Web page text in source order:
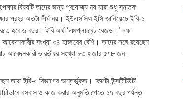
বিষয়টি তাদের জন্য প্রযোজ্য নয় যারা শুধু স্নাতক
প্রহর অতটা দীর্ঘ নয়। ইউএসসিআইসি জানিয়েছে ইবি-১
হবে ৬ বছর। ইবি অর্থ ‘এমপ্লয়মেন্ট বেজড।’ দক্ষ
সংখ্যা ৩৪ হাজারের বেশি। তাদের সঙ্গে রয়েছেন
আবেদনকারী ভারতীয়র সংখ্যা ৮৩ হাজার ৫৭৮ জন।
তারা ইবি-৩ বিভাগের অন্তর্ভুক্ত। ‘কাটো ইন্সটিটিউট’
বসবাস ও কাজ করার অনুমতি পেতে ১৭ বছর পর্যন্ত